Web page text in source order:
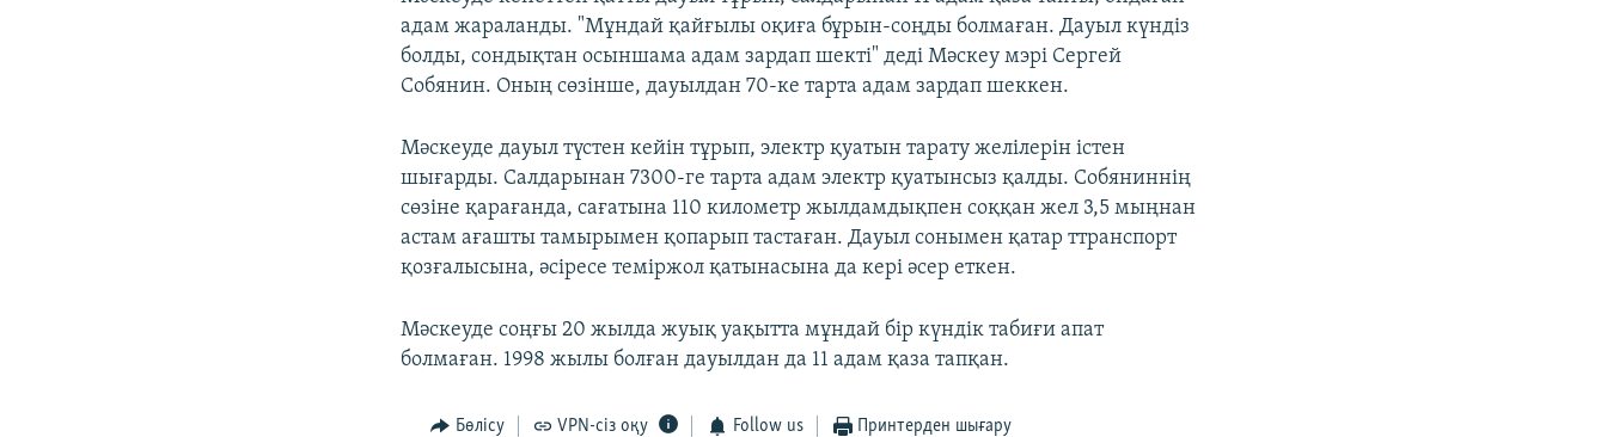
адам жараланды. "Мұндай қайғылы оқиға бұрын-соңды болмаған. Дауыл күндіз
болды, сондықтан осыншама адам зардап шекті" деді Мәскеу мэрі Сергей
Собянин. Оның сөзінше, дауылдан 70-ке тарта адам зардап шеккен.
Мәскеуде дауыл түстен кейін тұрып, электр қуатын тарату желілерін істен
шығарды. Салдарынан 7300-ге тарта адам электр қуатынсыз қалды. Собяниннің
сөзіне қарағанда, сағатына 110 километр жылдамдықпен соққан жел 3,5 мыңнан
астам ағашты тамырымен қопарып тастаған. Дауыл сонымен қатар ттранспорт
қозғалысына, әсіресе теміржол қатынасына да кері әсер еткен.
Мәскеуде соңғы 20 жылда жуық уақытта мұндай бір күндік табиғи апат
болмаған. 1998 жылы болған дауылдан да 11 адам қаза тапқан.
Бөлісу VPN-сіз оқу Follow us Принтерден шығару